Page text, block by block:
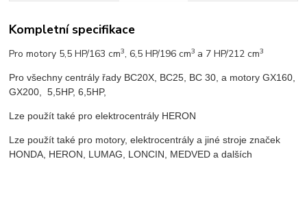
Kompletní specifikace
Pro motory 5,5 HP/163 cm3, 6,5 HP/196 cm3 a 7 HP/212 cm3
Pro všechny centrály řady BC20X, BC25, BC 30, a motory GX160,
GX200, 5,5HP, 6,5HP,
Lze použít také pro elektrocentrály HERON
Lze použít také pro motory, elektrocentrály a jiné stroje značek
HONDA, HERON, LUMAG, LONCIN, MEDVED a dalších